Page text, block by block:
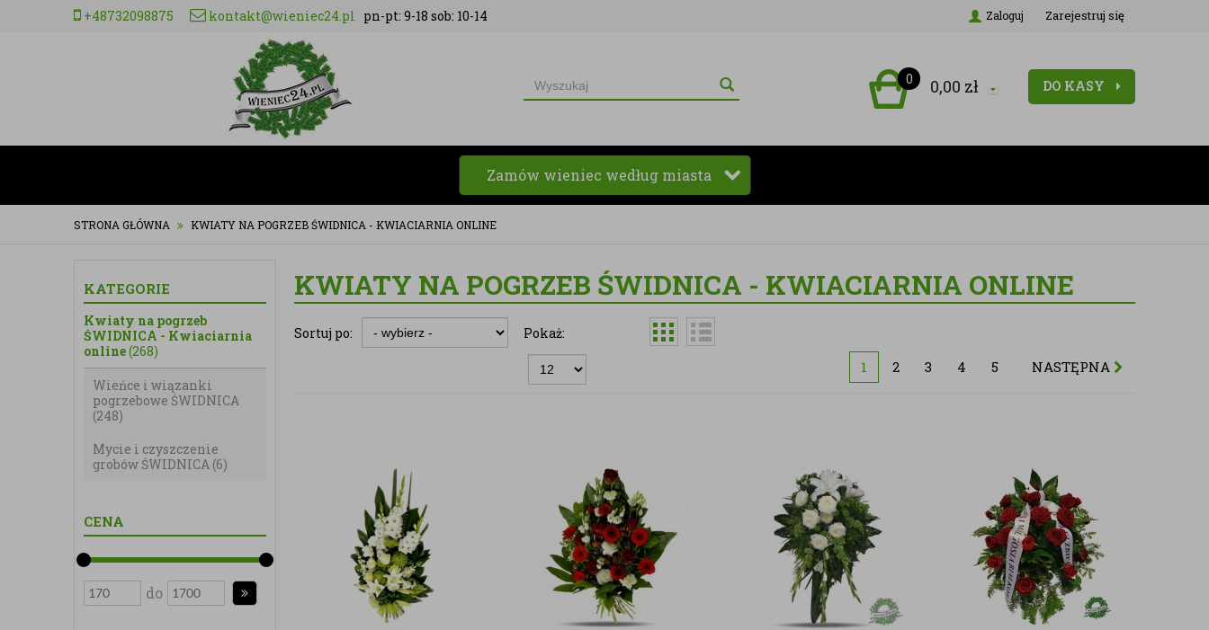
+48732098875 kontakt@wieniec24.pl pn-pt: 9-18 sob: 10-14 Zaloguj Zarejestruj się
0 0,00 zł DO KASY
Zamów wieniec według miasta
STRONA GŁÓWNA KWIATY NA POGRZEB ŚWIDNICA - KWIACIARNIA ONLINE
KATEGORIE
Kwiaty na pogrzeb
ŚWIDNICA - Kwiaciarnia
online(268)
Wieńce i wiązanki
pogrzebowe ŚWIDNICA
(248)
Mycie i czyszczenie
grobów ŚWIDNICA (6)
CENA
do
KWIATY NA POGRZEB ŚWIDNICA - KWIACIARNIA ONLINE
Sortuj po: Pokaż:
1 2 3 4 5 NASTĘPNA